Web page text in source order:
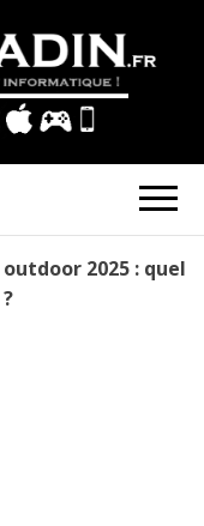
2025 : quel